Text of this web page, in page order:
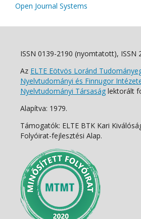
Open Journal Systems
ISSN 0139-2190 (nyomtatott), ISSN
Az ELTE Eötvös Loránd
Nyelvtudományi és Finnugor
Nyelvtudományi Társaság lektorált
Alapítva: 1979.
Támogatók: ELTE BTK Kari
Folyóirat-fejlesztési Alap.